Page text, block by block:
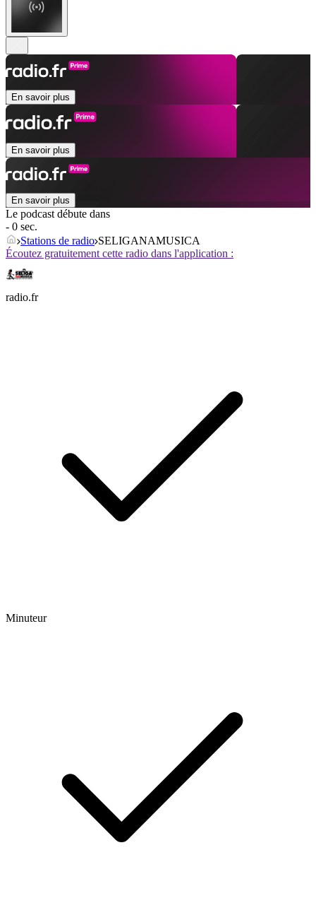
En savoir plus
En savoir plus
En savoir plus
Le podcast débute dans
- 0 sec.
Stations de radio SELIGANAMUSICA
Écoutez gratuitement cette radio dans l'application :
radio.fr
Minuteur